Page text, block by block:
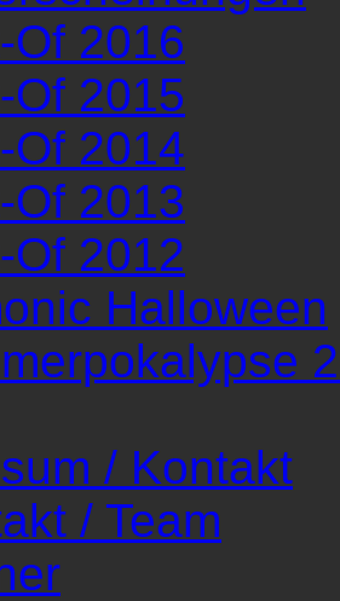
Of 2016
Of 2015
Of 2014
Of 2013
Of 2012
Halloween
/ Kontakt
/ Team